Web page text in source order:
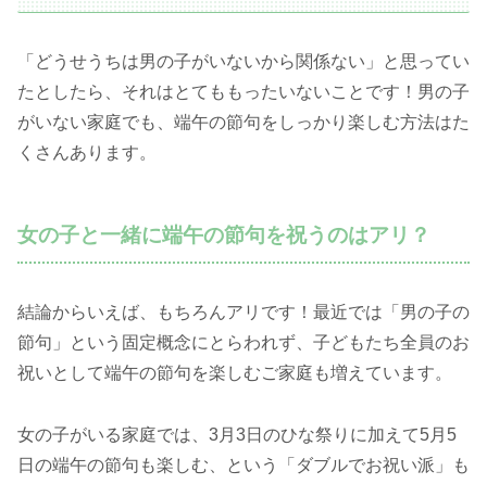
「どうせうちは男の子がいないから関係ない」と思ってい
たとしたら、それはとてももったいないことです！男の子
がいない家庭でも、端午の節句をしっかり楽しむ方法はた
くさんあります。
女の子と一緒に端午の節句を祝うのはアリ？
結論からいえば、もちろんアリです！最近では「男の子の
節句」という固定概念にとらわれず、子どもたち全員のお
祝いとして端午の節句を楽しむご家庭も増えています。
女の子がいる家庭では、3月3日のひな祭りに加えて5月5
日の端午の節句も楽しむ、という「ダブルでお祝い派」も